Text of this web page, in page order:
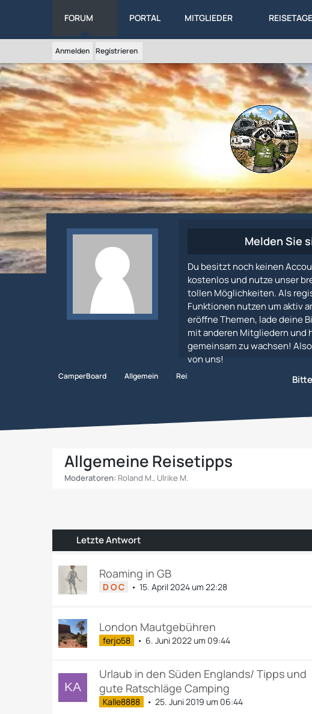
FORUM PORTAL MITGLIEDER
Anmelden Registrieren
Melden Sie
Du besitzt noch keinen
kostenlos und nutze unser
tollen Möglichkeiten. Als
Funktionen nutzen um aktiv
eröffne Themen, lade deine
mit anderen Mitgliedern und
gemeinsam zu wachsen!
von uns!
CamperBoard Allgemein Reisen Großbritannien und Irland
Allgemeine Reisetipps
Moderatoren: Roland M., Ulrike M.
Letzte Antwort
Roaming in GB
D O C 15. April 2024 um 22:28
London Mautgebühren
ferjo58 6. Juni 2022 um 09:44
Urlaub in den Süden Englands/ Tipps und
gute Ratschläge Camping
Kalle8888 25. Juni 2019 um 06:44